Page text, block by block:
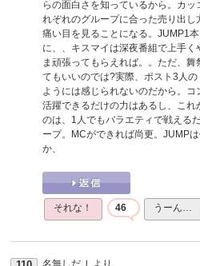
らの面白さを知っているから。カ
れぞれのグループに合った売り出
痛い目を見ることになる。JUMP1
に、、キスマイは深夜番組で上手
ま頑張ってもらえれば。。ただ、
てもいいのでは?実際、ポスト3人
ようには感じられないのだから。
活躍できるだけの力はあるし、こ
のは、1人でもバラエティで戦える
ープ。MCができれば尚更。JUMP
か、
それな！ 46 うーん…
名無しだＪ より